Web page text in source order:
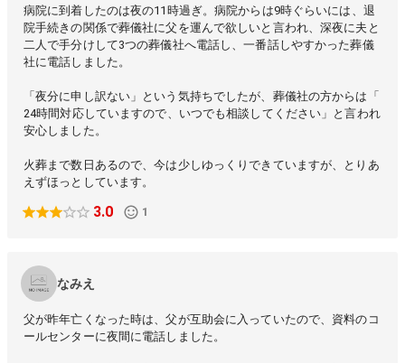
病院に到着したのは夜の11時過ぎ。病院からは9時ぐらいには、退
院手続きの関係で葬儀社に父を運んで欲しいと言われ、深夜に夫と
二人で手分けして3つの葬儀社へ電話し、一番話しやすかった葬儀
社に電話しました。
「夜分に申し訳ない」という気持ちでしたが、葬儀社の方からは「
24時間対応していますので、いつでも相談してください」と言われ
安心しました。
火葬まで数日あるので、今は少しゆっくりできていますが、とりあ
えずほっとしています。
3.0 1
なみえ
父が昨年亡くなった時は、父が互助会に入っていたので、資料のコ
ールセンターに夜間に電話しました。